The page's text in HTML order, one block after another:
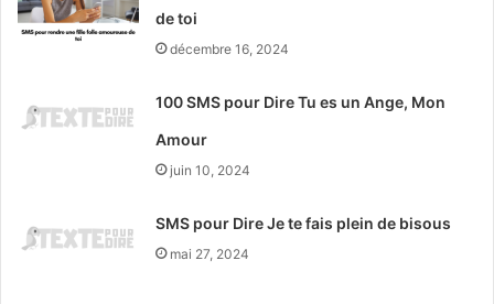
de toi
décembre 16, 2024
100 SMS pour Dire Tu es un Ange, Mon
Amour
juin 10, 2024
SMS pour Dire Je te fais plein de bisous
mai 27, 2024